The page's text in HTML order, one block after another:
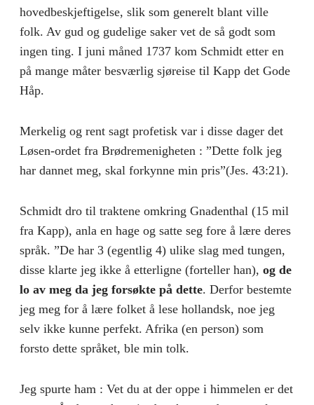
hovedbeskjeftigelse, slik som generelt blant ville
folk. Av gud og gudelige saker vet de så godt som
ingen ting. I juni måned 1737 kom Schmidt etter en
på mange måter besværlig sjøreise til Kapp det Gode
Håp.
Merkelig og rent sagt profetisk var i disse dager det
Løsen-ordet fra Brødremenigheten : ”Dette folk jeg
har dannet meg, skal forkynne min pris”(Jes. 43:21).
Schmidt dro til traktene omkring Gnadenthal (15 mil
fra Kapp), anla en hage og satte seg fore å lære deres
språk. ”De har 3 (egentlig 4) ulike slag med tungen,
disse klarte jeg ikke å etterligne (forteller han), og de
lo av meg da jeg forsøkte på dette. Derfor bestemte
jeg meg for å lære folket å lese hollandsk, noe jeg
selv ikke kunne perfekt. Afrika (en person) som
forsto dette språket, ble min tolk.
Jeg spurte ham : Vet du at der oppe i himmelen er det